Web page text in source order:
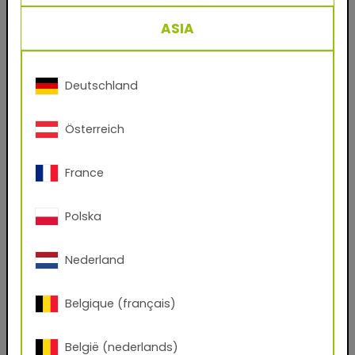
Telefon
Stadt
ASIA
Deutschland
Österreich
France
Polska
Nederland
Belgique (français)
België (nederlands)